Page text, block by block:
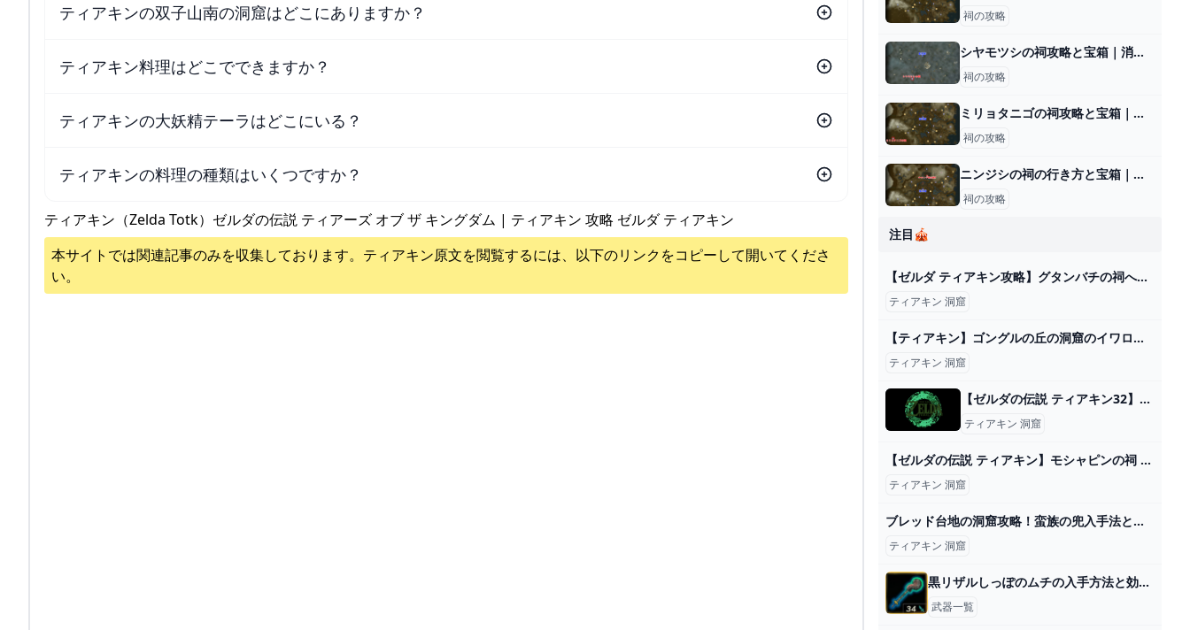
ティアキンの双子山南の洞窟はどこにありますか？
ティアキン料理はどこでできますか？
ティアキンの大妖精テーラはどこにいる？
ティアキンの料理の種類はいくつですか？
ティアキン（Zelda Totk）ゼルダの伝説 ティアーズ オブ ザ キングダム | ティアキン 攻略 ゼルダ ティアキン
本サイトでは関連記事のみを収集しております。 ティアキン原文を閲覧するには、以下のリンクをコピーして開いてくださ
い。
祠の攻略
シヤモツシの祠攻略と宝箱｜消えた灯火
祠の攻略
ミリョタニゴの祠攻略と宝箱｜一身の戦い 回避
祠の攻略
ニンジシの祠の行き方と宝箱｜ラウルの祝福
祠の攻略
注目🎪
【ゼルダ ティアキン攻略】グタンバチの祠への行き方。トーレルーフの入手方法【ティアーズ オブ ザ キングダム】 ゲーム・エンタメ最新情報のファミ通.com
ティアキン 洞窟
【ティアキン】ゴングルの丘の洞窟のイワロック ゼルダの伝説ティアーズ オブザキングダム #ゼルダの伝説 #ティアキン #zelda - YouTube
ティアキン 洞窟
【ゼルダの伝説 ティアキン32】洞窟のイソギンチャクみたいなやつってどうやって倒すの？
ティアキン 洞窟
【ゼルダの伝説 ティアキン】モシャピンの祠 攻略（ユフィン湖の洞窟に眠る水晶） - YouTube
ティアキン 洞窟
ブレッド台地の洞窟攻略！蛮族の兜入手法とマヨイ【ティアキン】 とあるゲームブログの軌跡
ティアキン 洞窟
黒リザルしっぽのムチの入手方法と効果性能
武器一覧